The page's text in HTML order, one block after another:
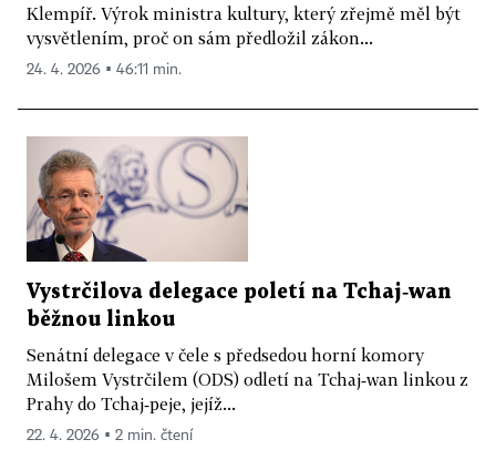
Klempíř. Výrok ministra kultury, který zřejmě měl být
vysvětlením, proč on sám předložil zákon...
24. 4. 2026 ▪ 46:11 min.
Vystrčilova delegace poletí na Tchaj‑wan
běžnou linkou
Senátní delegace v čele s předsedou horní komory
Milošem Vystrčilem (ODS) odletí na Tchaj‑wan linkou z
Prahy do Tchaj‑peje, jejíž...
22. 4. 2026 ▪ 2 min. čtení